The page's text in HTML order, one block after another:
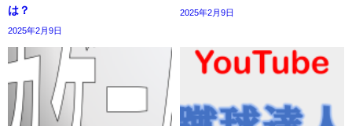
は？
2025年2月9日
2025年2月9日